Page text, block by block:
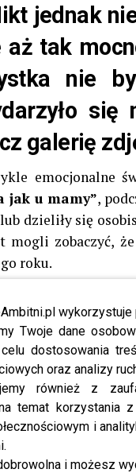
Twoje dane
dostosowania
oraz analizy
również z
temat korzystania
i
i możesz
jednak
tak
nie
się
galerię
emocjonalne
jak u mamy”,
dzieliły się
zobaczyć,
roku.
także
wydarzenia.
koncertu
„Cudownych
ogromnymi
podkreślało